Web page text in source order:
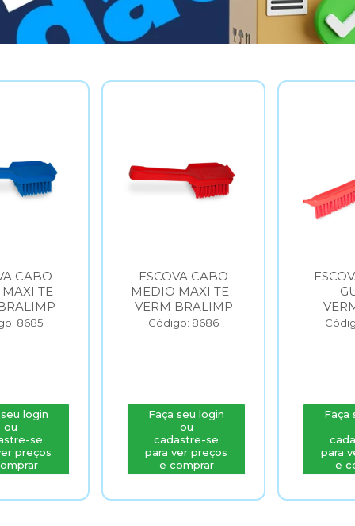
CABO
TE -
8686
login
ou
se
preços
ESCOVA LIMPA
GUIAS
VERMELHO
Código: 8687
Faça seu login
ou
cadastre-se
para ver preços
e comprar
Faça
para
e